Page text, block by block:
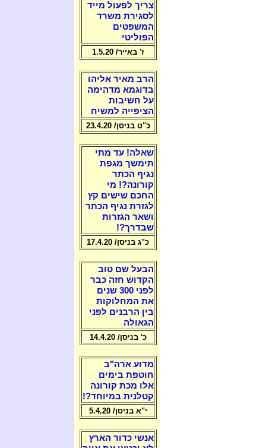
צריך לפעול מייד
לסגירת משרד
המשפטים
הפוליטי
ז' באייר/ 1.5.20
הרב מאיר אליהו
בדוגמא מדהימה
על חשיבות
הציפייה למשיח
כ"ט בניסן/ 23.4.20
שאלה! עד מתי
תימשך מגפת
נגיף הכתר
קורונה?! מי
החכם שישים קץ
לגזרת נגיף הכתר
ושאר הגזרות
שבדרך?!
כ"ג בניסן/ 17.4.20
הבעל שם טוב
הקדוש חזה כבר
לפני 300 שנים
את המחלוקות
בין הרבנים לפני
הגאולה
כ' בניסן/ 14.4.20
מדוע ארה"ב
חוטפת בימים
אלו מכת קורונה
קטלנית במיוחד?!
י"א בניסן/ 5.4.20
אנשי כדור הארץ